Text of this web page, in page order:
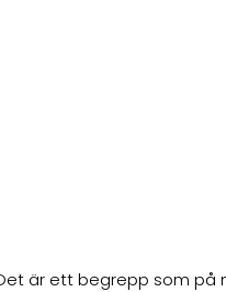
är ett begrepp som på